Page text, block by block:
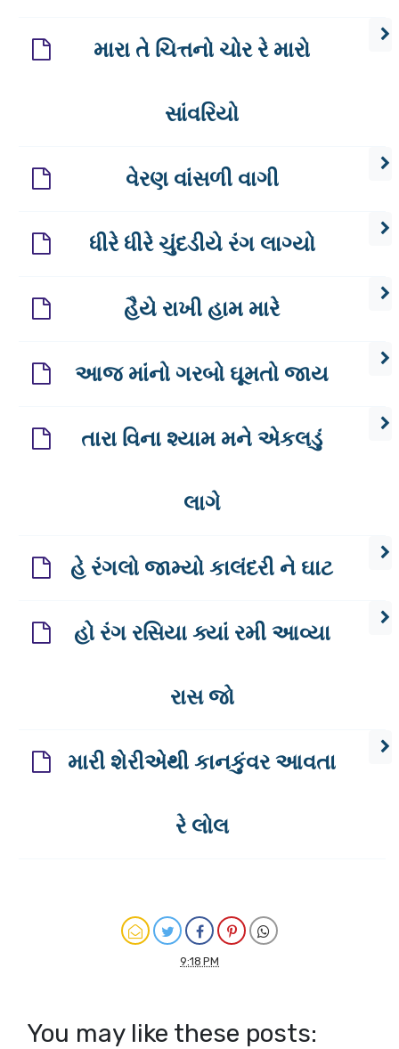
મારા તે ચિત્તનો ચોર રે મારો
સાંવરિયો
વેરણ વાંસળી વાગી
ધીરે ધીરે ચુંદડીયે રંગ લાગ્યો
હૈયે રાખી હામ મારે
આજ માંનો ગરબો ઘૂમતો જાય
તારા વિના શ્યામ મને એકલડું
લાગે
હે રંગલો જામ્યો કાલંદરી ને ઘાટ
હો રંગ રસિયા ક્યાં રમી આવ્યા
રાસ જો
મારી શેરીએથી કાનકુંવર આવતા
રે લોલ
9:18 PM
You may like these posts: